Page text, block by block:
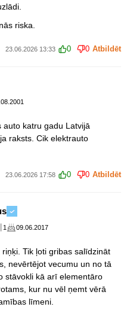
riska.
23.06.2026 13:33 0 0 Atbildēt
auto katru gadu Latvijā
raksts. Cik elektrauto
23.06.2026 17:58 0 0 Atbildēt
1 09.06.2017
Tik ļoti gribas salīdzināt
nevērtējot vecumu un no tā
stāvokli kā arī elementāro
kur nu vēl ņemt vērā
līmeni.